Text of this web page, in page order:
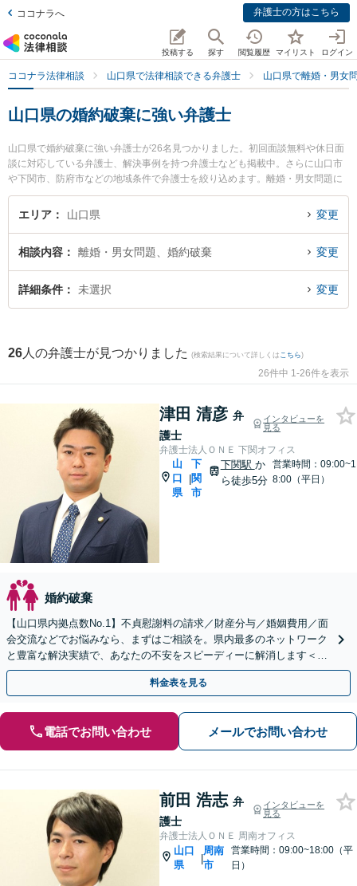
ココナラへ 弁護士の方はこちら
投稿する 探す 閲覧履歴 マイリスト ログイン
ココナラ法律相談 山口県で法律相談できる弁護士 山口県で離婚・男女
山口県の婚約破棄に強い弁護士
山口県で婚約破棄に強い弁護士が26名見つかりました。初回面談無料や休日面
談に対応している弁護士、解決事例を持つ弁護士なども掲載中。さらに山口市
や下関市、防府市などの地域条件で弁護士を絞り込めます。離婚・男女問題に
関係する財産分与や養育費、親権等の細かな分野での絞り込み検索もでき便利
です。特に弁護士法人ＯＮＥ 下関オフィスの津田 清彦弁護士や弁護士法人ＯＮ
『山口県で土日や夜間に発生した婚約破棄のトラブルを今すぐに弁護士に相談
したい』『婚約破棄のトラブル解決の実績豊富な近くの弁護士を検索したい』
『初回相談無料で婚約破棄を法律相談できる山口県内の弁護士に相談予約した
エリア 山口県 変更
相談内容 離婚・男女問題、婚約破棄 変更
詳細条件 未選択 変更
26 人の弁護士が見つかりました (検索結果について詳しくは こちら)
26件中 1-26件を表示
津田 清彦 弁
護士
インタビューを
見る
弁護士法人ＯＮＥ 下関オフィス
山
口
県
|
下
関
市
下関駅 か
ら徒歩5分
営業時間：09:00~1
8:00（平日）
婚約破棄
【山口県内拠点数No.1】不貞慰謝料の請求／財産分与／婚姻費用／面
会交流などでお悩みなら、まずはご相談を。県内最多のネットワーク
と豊富な解決実績で、あなたの不安をスピーディーに解消します＜当
日・土日祝の面談OK＞【下関駅徒歩5分】
料金表を見る
電話でお問い合わせ メールでお問い合わせ
前田 浩志 弁
護士
インタビューを
見る
弁護士法人ＯＮＥ 周南オフィス
山口
県
|
周南
市
営業時間：09:00~18:00（平
日）